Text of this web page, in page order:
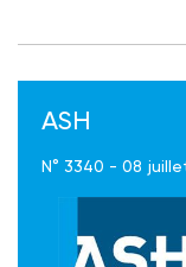
ASH
N° 3340 - 08